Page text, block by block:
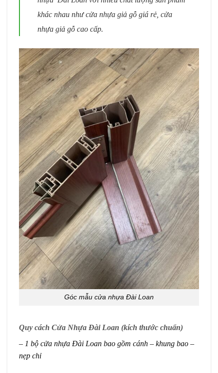
khác nhau như cửa nhựa giả gỗ giá rẻ, cửa
nhựa giả gỗ cao cấp.
Góc mẫu cửa nhựa Đài Loan
Quy cách Cửa Nhựa Đài Loan (kích thước chuẩn)
– 1 bộ cửa nhựa Đài Loan bao gồm cánh – khung bao –
nẹp chỉ